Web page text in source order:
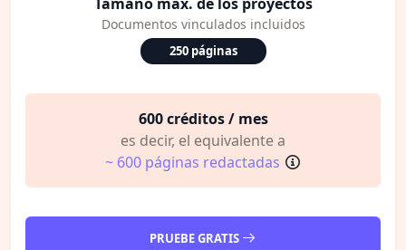
Documentos vinculados incluidos
250 páginas
600 créditos / mes
es decir, el equivalente a
~ 600 páginas redactadas
PRUEBE GRATIS